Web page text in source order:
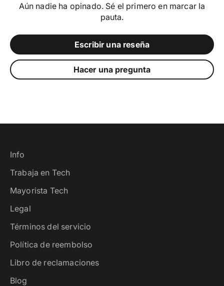
Aún nadie ha opinado. Sé el primero en marcar la
pauta.
Escribir una reseña
Hacer una pregunta
Info
Trabaja en Tech
Mayorista Tech
Legal
Términos del servicio
Política de reembolso
Libro de reclamaciones
Blog